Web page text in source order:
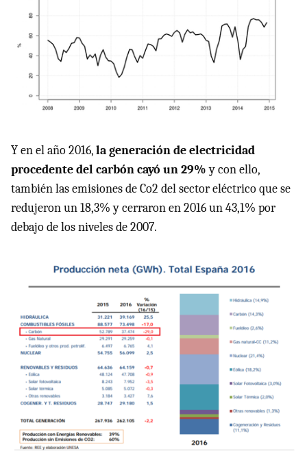
Y en el año 2016,la generación de electricidad
procedente del carbón cayó un 29%y con ello,
también las emisiones de Co2 del sector eléctrico que se
redujeron un 18,3% y cerraron en 2016 un 43,1% por
debajo de los niveles de 2007.